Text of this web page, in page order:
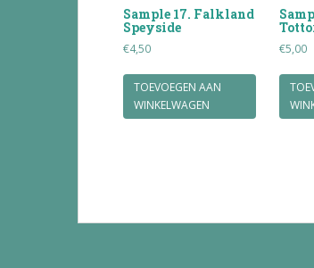
Sample 17. Falkland
Speyside
€4,50
TOEVOEGEN AAN
WINKELWAGEN
€5,00